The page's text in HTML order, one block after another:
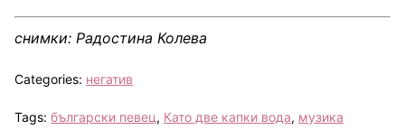
снимки: Радостина Колева
Categories: негатив
Tags: български певец, Като две капки вода, музика